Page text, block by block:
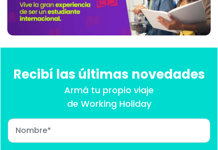
Recibí las últimas novedades
Armá tu propio viaje
de Working Holiday